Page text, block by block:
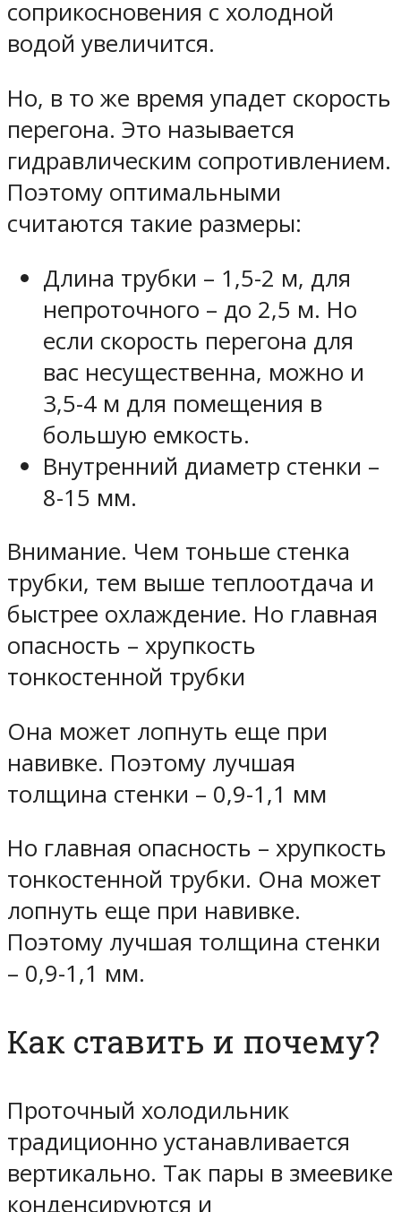
соприкосновения с холодной
водой увеличится.
Но, в то же время упадет скорость
перегона. Это называется
гидравлическим сопротивлением.
Поэтому оптимальными
считаются такие размеры:
Длина трубки – 1,5-2 м, для
непроточного – до 2,5 м. Но
если скорость перегона для
вас несущественна, можно и
3,5-4 м для помещения в
большую емкость.
Внутренний диаметр стенки –
8-15 мм.
Внимание. Чем тоньше стенка
трубки, тем выше теплоотдача и
быстрее охлаждение. Но главная
опасность – хрупкость
тонкостенной трубки
Она может лопнуть еще при
навивке. Поэтому лучшая
толщина стенки – 0,9-1,1 мм
Но главная опасность – хрупкость
тонкостенной трубки. Она может
лопнуть еще при навивке.
Поэтому лучшая толщина стенки
– 0,9-1,1 мм.
Как ставить и почему?
Проточный холодильник
традиционно устанавливается
вертикально. Так пары в змеевике
конденсируются и